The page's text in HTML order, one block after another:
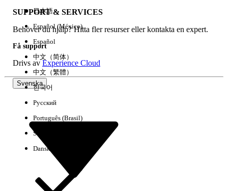
Rensa alla Klart
SUPPORT & SERVICES
Behöver du hjälp? Hitta fler resurser eller kontakta en expert.
Få support
Drivs avExperience Cloud
Svenska
日本語
Español (México)
Español
中文（简体）
中文（繁體）
한국어
Русский
Português (Brasil)
Suomi
Dansk